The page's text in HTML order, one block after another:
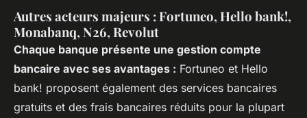
Autres acteurs majeurs : Fortuneo, Hello bank!,
Monabanq, N26, Revolut
Chaque banque présente une gestion compte
bancaire avec ses avantages : Fortuneo et Hello
bank! proposent également des services bancaires
gratuits et des frais bancaires réduits pour la plupart